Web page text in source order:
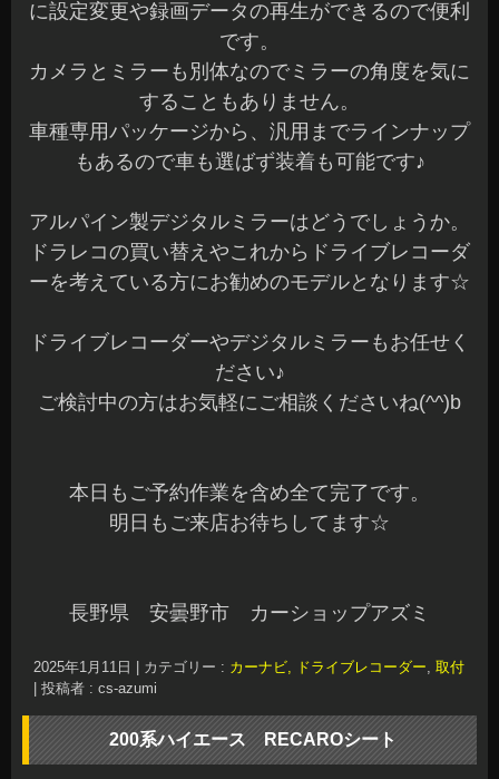
に設定変更や録画データの再生ができるので便利
です。
カメラとミラーも別体なのでミラーの角度を気に
することもありません。
車種専用パッケージから、汎用までラインナップ
もあるので車も選ばず装着も可能です♪
アルパイン製デジタルミラーはどうでしょうか。
ドラレコの買い替えやこれからドライブレコーダ
ーを考えている方にお勧めのモデルとなります☆
ドライブレコーダーやデジタルミラーもお任せく
ださい♪
ご検討中の方はお気軽にご相談くださいね(^^)b
本日もご予約作業を含め全て完了です。
明日もご来店お待ちしてます☆
長野県 安曇野市 カーショップアズミ
2025年1月11日 カテゴリー : カーナビ, ドライブレコーダー, 取付
投稿者 : cs-azumi
200系ハイエース RECAROシート